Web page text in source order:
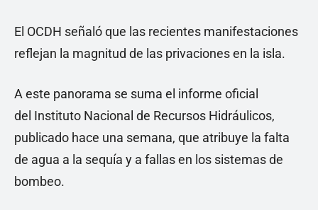
El OCDH señaló que las recientes manifestaciones
reflejan la magnitud de las privaciones en la isla.
A este panorama se suma el informe oficial
del Instituto Nacional de Recursos Hidráulicos,
publicado hace una semana, que atribuye la falta
de agua a la sequía y a fallas en los sistemas de
bombeo.